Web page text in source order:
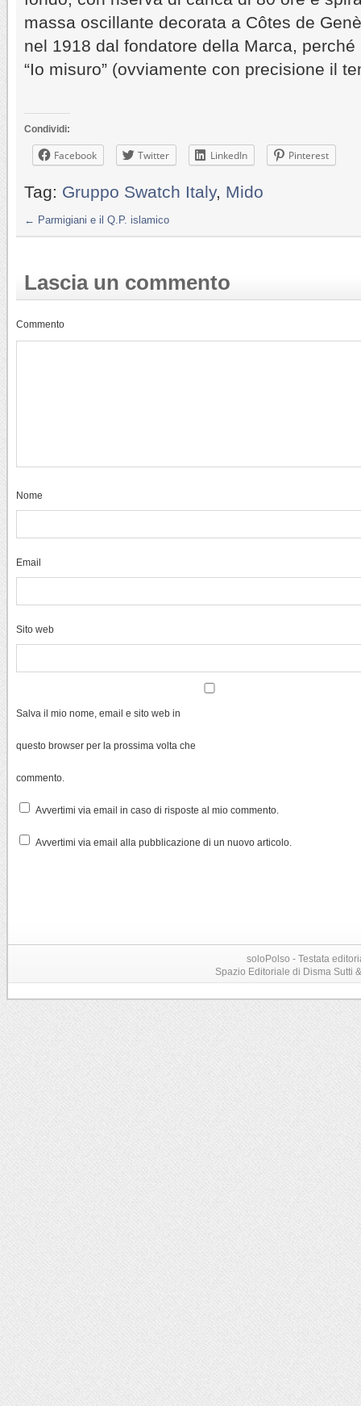
massa oscillante decorata a Côtes de
nel 1918 dal fondatore della Marca,
“Io misuro” (ovviamente con precisione il
Condividi:
Facebook Twitter LinkedIn Pinterest
Tag: Gruppo Swatch Italy, Mido
← Parmigiani e il Q.P. islamico
Lascia un commento
Commento
Nome
Email
Sito web
Salva il mio nome, email e sito web in
questo browser per la prossima volta che
commento.
Avvertimi via email in caso di risposte al mio commento.
Avvertimi via email alla pubblicazione di un nuovo articolo.
soloPolso - Testata
Spazio Editoriale di Disma Sutti